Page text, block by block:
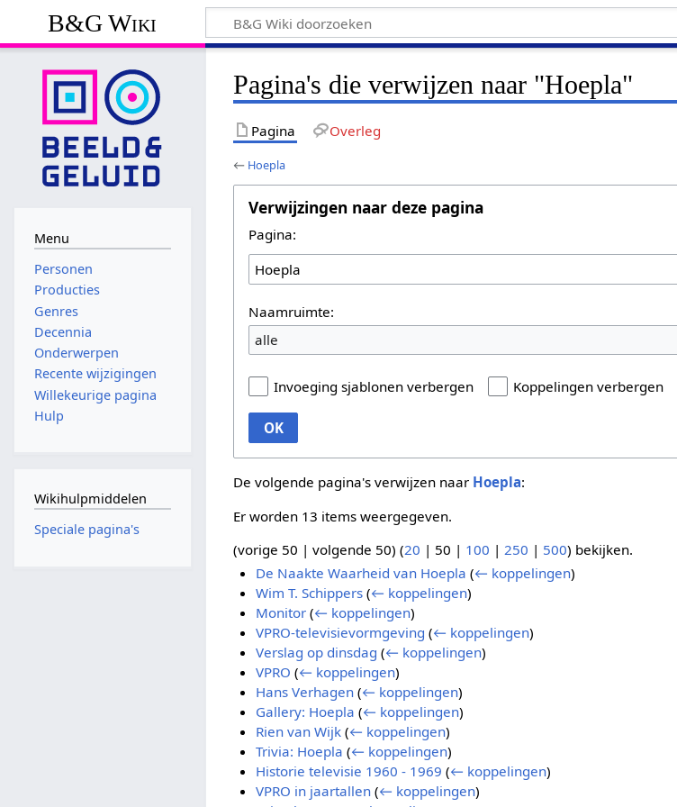
B&G Wiki
Pagina's die verwijzen naar "Hoepla"
Pagina Overleg
← Hoepla
Verwijzingen naar deze pagina
Pagina:
Naamruimte:
alle
Invoeging sjablonen verbergen Koppelingen verbergen
OK
De volgende pagina's verwijzen naar Hoepla:
Er worden 13 items weergegeven.
(vorige 50 |volgende 50) (20 | 50 | 100 | 250 | 500) bekijken.
De Naakte Waarheid van Hoepla (← koppelingen)
Wim T. Schippers (← koppelingen)
Monitor (← koppelingen)
VPRO-televisievormgeving (← koppelingen)
Verslag op dinsdag (← koppelingen)
VPRO (← koppelingen)
Hans Verhagen (← koppelingen)
Gallery: Hoepla (← koppelingen)
Rien van Wijk (← koppelingen)
Trivia: Hoepla (← koppelingen)
Historie televisie 1960 - 1969 (← koppelingen)
VPRO in jaartallen (← koppelingen)
Menu
Personen
Producties
Genres
Decennia
Onderwerpen
Recente wijzigingen
Willekeurige pagina
Hulp
Wikihulpmiddelen
Speciale pagina's